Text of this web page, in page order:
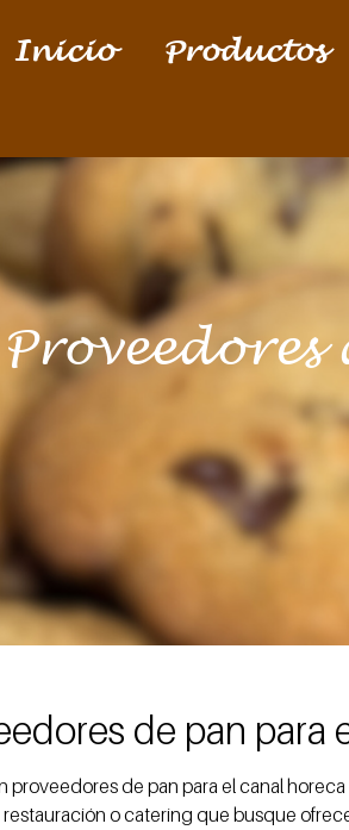
Inicio Productos
de pan para
proveedores de pan para el canal
restauración o catering que busque